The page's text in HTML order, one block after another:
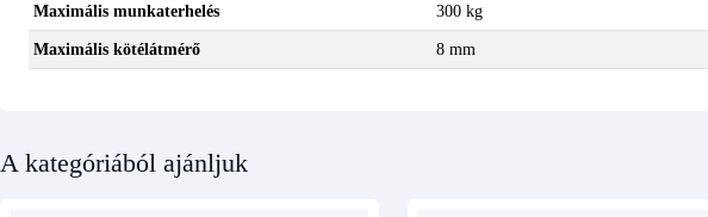
Maximális munkaterhelés 300 kg
Maximális kötélátmérő 8 mm
A kategóriából ajánljuk